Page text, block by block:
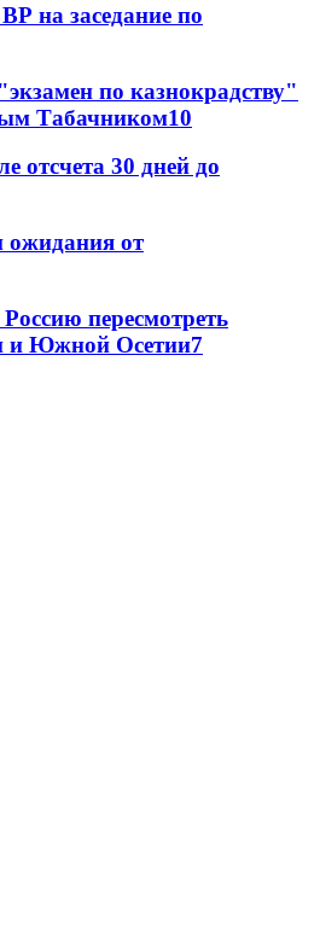
на заседание по
по казнокрадству"
Табачником10
отсчета 30 дней до
ожидания от
пересмотреть
и Южной Осетии7